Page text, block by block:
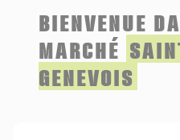
BIENVENUE
MARCHÉ
GENEVOIS